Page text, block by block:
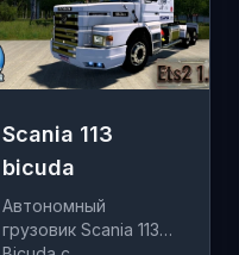
Scania 113
bicuda
Автономный
грузовик Scania 113H